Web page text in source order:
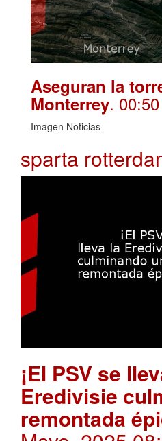
Aseguran la
Monterrey. 00:50
Imagen Noticias
sparta
¡El PSV se
Eredivisie
remontada